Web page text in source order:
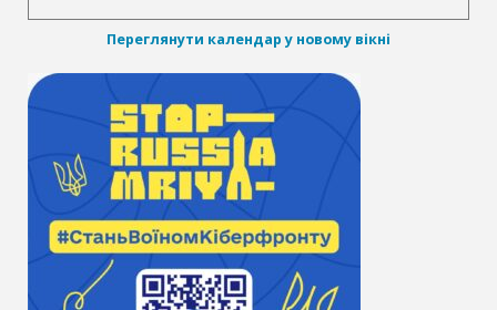
Переглянути календар у новому вікні